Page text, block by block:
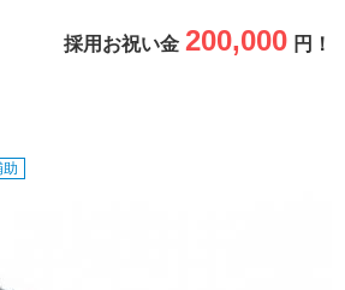
採用お祝い金 200,000 円！
助